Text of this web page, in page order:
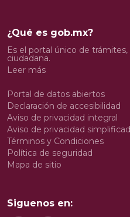
¿Qué es gob.mx?
Es el portal único de
ciudadana.
Leer más
Portal de datos abiertos
Declaración de accesibilidad
Aviso de privacidad integral
Aviso de privacidad
Términos y Condiciones
Política de seguridad
Mapa de sitio
Siguenos en: